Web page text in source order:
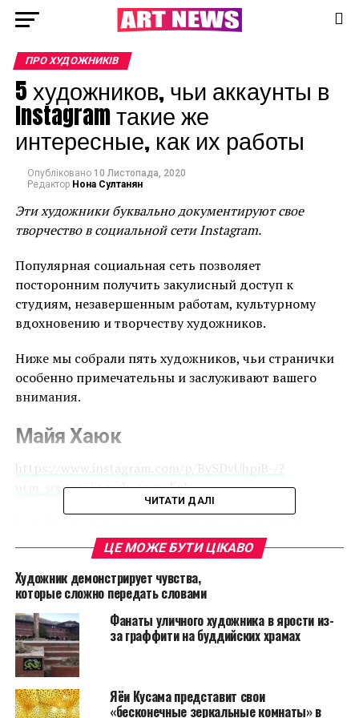
ПРО ХУДОЖНИКІВ
5 художников, чьи аккаунты в
Instagram такие же
интересные, как их работы
Опубліковано 10 Листопада, 2020
Редактор Нона Султанян
Эти художники буквально документируют свое
творчество в социальной сети Instagram.
Популярная социальная сеть позволяет
посторонним получить закулисный доступ к
студиям, незавершенным работам, культурному
вдохновению и творчеству художников.
Ниже мы собрали пять художников, чьи странички
особенно примечательны и заслуживают вашего
внимания.
Майя Хаюк
https://www.instagram.com/p/BySDvUhpiB-/?
utm_source=ig_web_copy_link
Майи Хаюк и крупномасштабные фрески… Хаюк
любит соединять в своих работах традиционные
украинские пасхальные яйца, мандалы, голограммы
и фотографии космического пространства.
Ее Instagram страничка – это цифровая версия
галереи, показывающая фрески и снимки работ
художницы по всему миру.
Эрин О’Киф
ЧИТАТИ ДАЛІ
ЦЕ МОЖЕ БУТИ ЦІКАВО
Художник демонстрирует чувства,
которые сложно передать словами
Фанаты уличного художника в ярости из-
за граффити на буддийских храмах
Яёи Кусама представит свои
«бесконечные зеркальные комнаты» в